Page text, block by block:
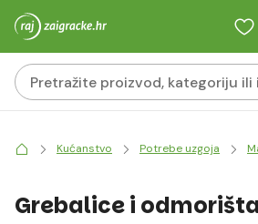
Kućanstvo Potrebe uzgoja
Grebalice i